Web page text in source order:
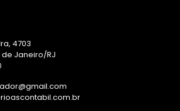
4703
Janeiro/RJ